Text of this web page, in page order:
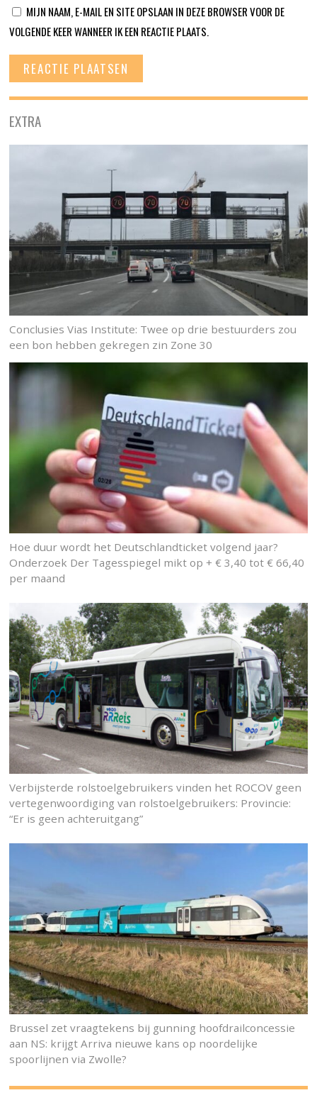
MIJN NAAM, E-MAIL EN SITE OPSLAAN IN DEZE BROWSER VOOR DE
VOLGENDE KEER WANNEER IK EEN REACTIE PLAATS.
EXTRA
Conclusies Vias Institute: Twee op drie bestuurders zou
een bon hebben gekregen zin Zone 30
Hoe duur wordt het Deutschlandticket volgend jaar?
Onderzoek Der Tagesspiegel mikt op + € 3,40 tot € 66,40
per maand
Verbijsterde rolstoelgebruikers vinden het ROCOV geen
vertegenwoordiging van rolstoelgebruikers: Provincie:
“Er is geen achteruitgang”
Brussel zet vraagtekens bij gunning hoofdrailconcessie
aan NS: krijgt Arriva nieuwe kans op noordelijke
spoorlijnen via Zwolle?